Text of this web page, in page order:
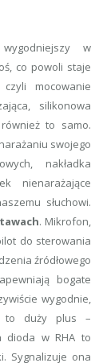
w
co powoli staje
mocowanie
silikonowa
to samo.
swojego
nakładka
nienarażające
słuchowi.
. Mikrofon,
do sterowania
źródłowego
bogate
wygodnie,
to duży plus –
dioda w RHA to
Sygnalizuje ona